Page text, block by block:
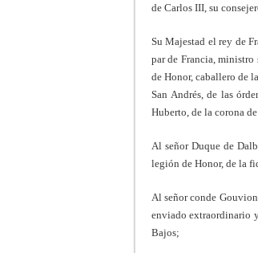
de Carlos III, su
Su Majestad el rey de
par de Francia, ministro
de Honor, caballero de
San Andrés, de las
Huberto, de la corona
Al señor Duque de
legión de Honor, de la
Al señor conde
enviado extraordinario
Bajos;